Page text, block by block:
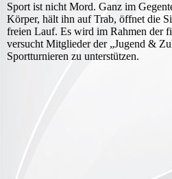
Sport ist nicht Mord. Ganz im
Körper, hält ihn auf Trab, öffnet die
freien Lauf. Es wird im Rahmen der
versucht Mitglieder der „Jugend &
Sportturnieren zu unterstützen.
Logo_KJR